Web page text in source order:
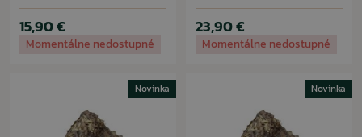
15,90 €
Momentálne nedostupné
23,90 €
Momentálne nedostupné
Novinka Novinka